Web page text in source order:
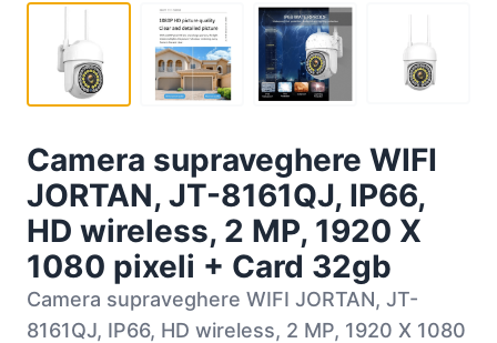
Camera supraveghere WIFI
JORTAN, JT-8161QJ, IP66,
HD wireless, 2 MP, 1920 X
1080 pixeli + Card 32gb
Camera supraveghere WIFI JORTAN, JT-
8161QJ, IP66, HD wireless, 2 MP, 1920 X 1080